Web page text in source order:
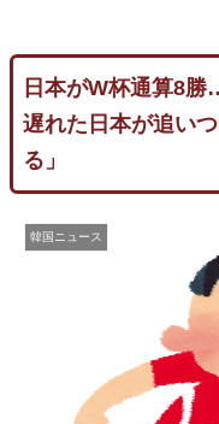
日本がW杯通算8
遅れた日本が追い
る」
韓国ニュース